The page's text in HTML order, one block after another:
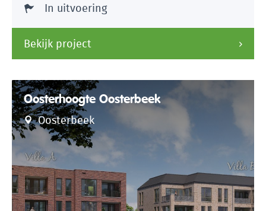
In uitvoering
Bekijk project
Oosterhoogte Oosterbeek
Oosterbeek